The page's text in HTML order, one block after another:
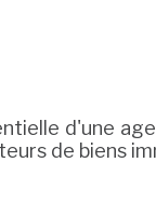
d'une
de biens